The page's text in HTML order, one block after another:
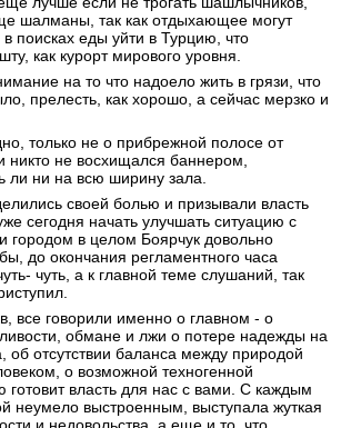
шалманы, так как отдыхающее могут
поисках еды уйти в Турцию, что
как курорт мирового уровня.
на то что надоело жить в грязи, что
прелесть, как хорошо, а сейчас мерзко и
только не о прибрежной полосе от
не восхищался баннером,
ли ни на всю ширину зала.
своей болью и призывали власть
сегодня начать улучшать ситуацию с
городом в целом Боярчук довольно
до окончания регламентного часа
чуть, а к главной теме слушаний, так
все говорили именно о главном - о
обмане и лжи о потере надежды на
об отсутствии баланса между природой
о возможной техногенной
готовит власть для нас с вами. С каждым
неумело выстроенным, выступала жуткая